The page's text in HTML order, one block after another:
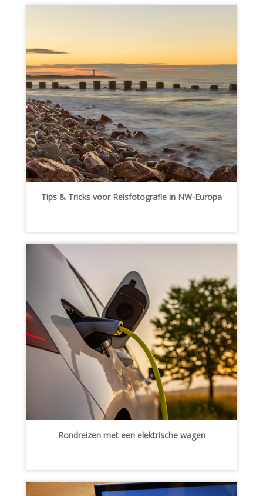
Tips & Tricks voor Reisfotografie in NW-Europa
Rondreizen met een elektrische wagen